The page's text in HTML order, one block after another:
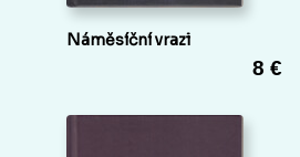
Náměsíční vrazi
8 €